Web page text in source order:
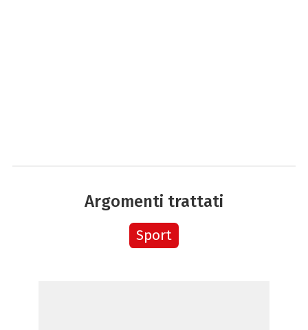
Argomenti trattati
Sport